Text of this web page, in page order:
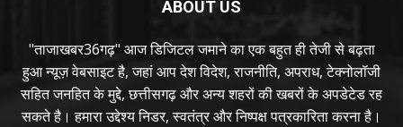
ABOUT US
"ताजाखबर36गढ़" आज डिजिटल जमाने का एक बहुत ही तेजी से बढ़ता
हुआ न्यूज़ वेबसाइट है, जहां आप देश विदेश, राजनीति, अपराध, टेक्नोलॉजी
सहित जनहित के मुद्दे, छत्तीसगढ़ और अन्य शहरों की खबरों के अपडेटेड रह
सकते है। हमारा उद्देश्य निडर, स्वतंत्र और निष्पक्ष पत्रकारिता करना है।